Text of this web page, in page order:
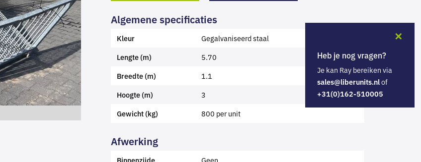
Algemene specificaties
Kleur Gegalvaniseerd staal
Lengte (m) 5.70
Breedte (m) 1.1
Hoogte (m) 3
Gewicht (kg) 800 per unit
Afwerking
Binnenzijde Geen
✕
Heb je nog vragen?
Je kan Ray bereiken via
sales@liberunits.nlof
+31(0)162-510005